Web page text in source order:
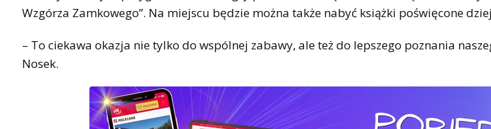
Wzgórza Zamkowego”. Na miejscu będzie można także nabyć książki poświęcone
– To ciekawa okazja nie tylko do wspólnej zabawy, ale też do lepszego poznania
Nosek.